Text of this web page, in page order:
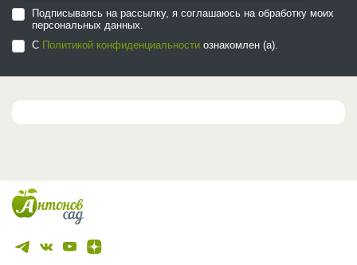
Подписываясь на рассылку, я соглашаюсь на обработку моих
персональных данных.
С Политикой конфиденциальности ознакомлен (а).